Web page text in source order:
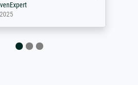
ProvenExpert